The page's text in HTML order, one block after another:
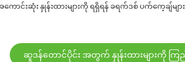
ာင်းဆုံး နှုန်းထားများကို ရရှိရန် ခရက်ဒစ် ပက်ကေ့ချ်
ဆူဒန်တောင်ပိုင်း အတွက် နှုန်းထားများကို ကြည့်